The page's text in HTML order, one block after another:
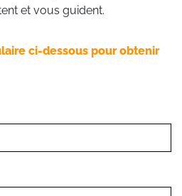
et vous guident.
ci-dessous pour obtenir